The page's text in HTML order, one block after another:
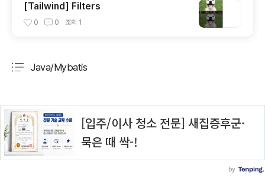
[Tailwind] Filters
0 0 조회 1
Java/Mybatis